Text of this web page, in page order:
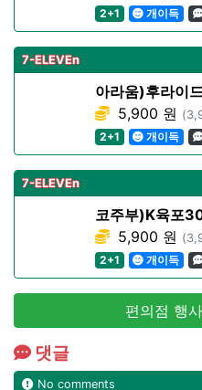
2+1
개이득
7-ELEVEn
아라움)후라이
5,900 원
2+1
개이득
7-ELEVEn
코주부)K육포
5,900 원
2+1
개이득
편의점 행
댓글
No comments